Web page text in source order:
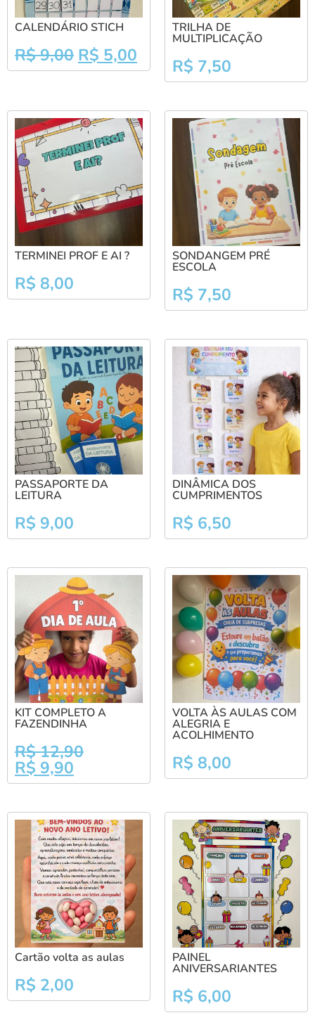
CALENDÁRIO STICH
R$9,00 R$ 5,00
TRILHA DE
MULTIPLICAÇÃO
R$ 7,50
TERMINEI PROF E AI ?
R$ 8,00
SONDANGEM PRÉ
ESCOLA
R$ 7,50
PASSAPORTE DA
LEITURA
R$ 9,00
DINÂMICA DOS
CUMPRIMENTOS
R$ 6,50
KIT COMPLETO A
FAZENDINHA
R$12,90
R$ 9,90
VOLTA ÀS AULAS COM
ALEGRIA E
ACOLHIMENTO
R$ 8,00
Cartão volta as aulas
R$ 2,00
PAINEL
ANIVERSARIANTES
R$ 6,00